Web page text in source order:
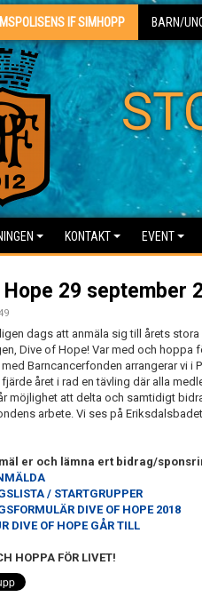
IF SIMHOPP BARN/
KONTAKT EVENT
Hope 29 september
dags att anmäla sig till årets
Dive of Hope! Var med och hoppa
Barncancerfonden arrangerar vi i
året i rad en tävling där alla
möjlighet att delta och samtidigt bidra
arbete. Vi ses på
er och lämna ert bidrag/
/ STARTGRUPPER
DIVE OF HOPE 2018
DIVE OF HOPE GÅR TILL
HOPPA FÖR LIVET!